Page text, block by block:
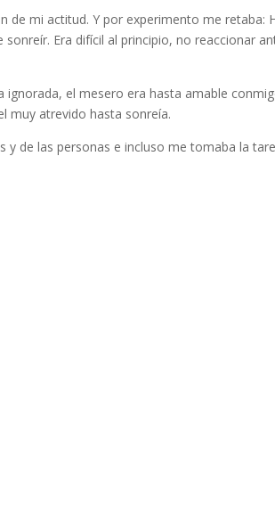
de mi actitud. Y por experimento me retaba:
Era difícil al principio, no reaccionar
el mesero era hasta amable
muy atrevido hasta sonreía.
y de las personas e incluso me tomaba la